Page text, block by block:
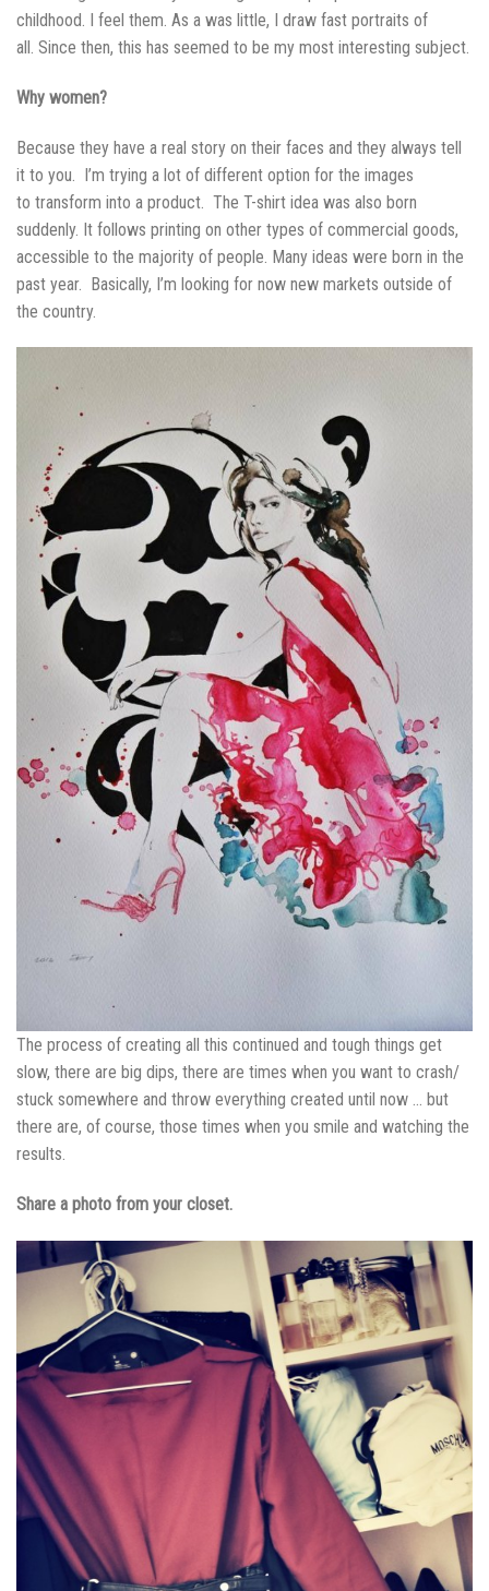
childhood. I feel them. As a was little, I draw fast portraits of
all. Since then, this has seemed to be my most interesting subject.
Why women?
Because they have a real story on their faces and they always tell
it to you. I’m trying a lot of different option for the images
to transform into a product. The T-shirt idea was also born
suddenly. It follows printing on other types of commercial goods,
accessible to the majority of people. Many ideas were born in the
past year. Basically, I’m looking for now new markets outside of
the country.
The process of creating all this continued and tough things get
slow, there are big dips, there are times when you want to crash/
stuck somewhere and throw everything created until now … but
there are, of course, those times when you smile and watching the
results.
Share a photo from your closet.